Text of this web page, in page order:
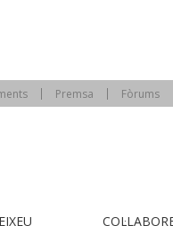
Premsa Fòrums